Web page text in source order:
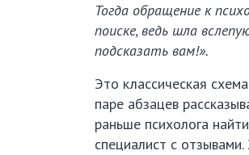
Тогда обращение к
поиске, ведь шла
подсказать вам!».
Это классическая
паре абзацев
раньше психолога
специалист с